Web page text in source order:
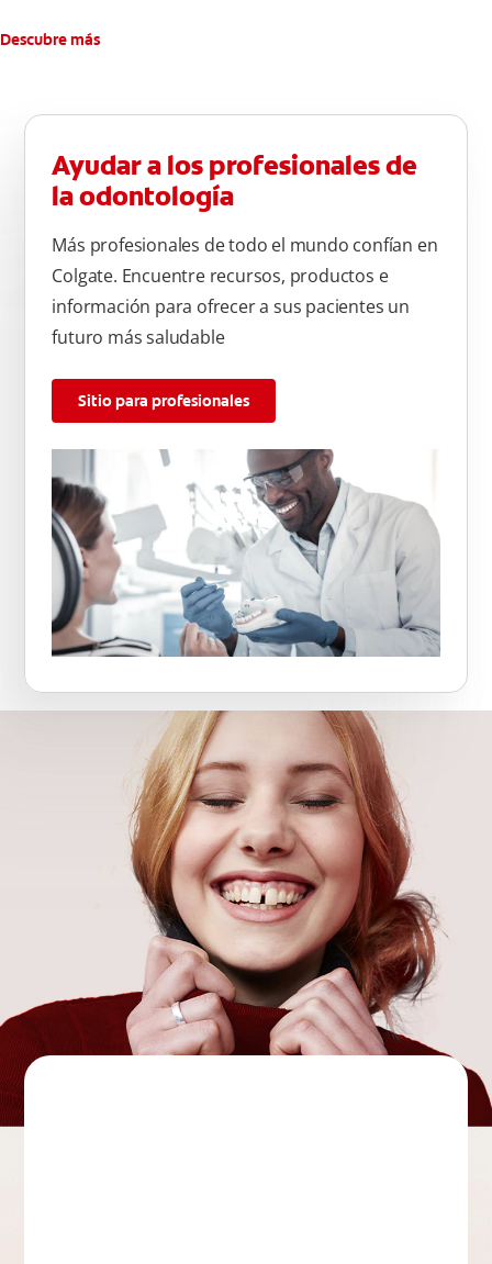
Descubre más
Ayudar a los profesionales de
la odontología
Más profesionales de todo el mundo confían en
Colgate. Encuentre recursos, productos e
información para ofrecer a sus pacientes un
futuro más saludable
Sitio para profesionales